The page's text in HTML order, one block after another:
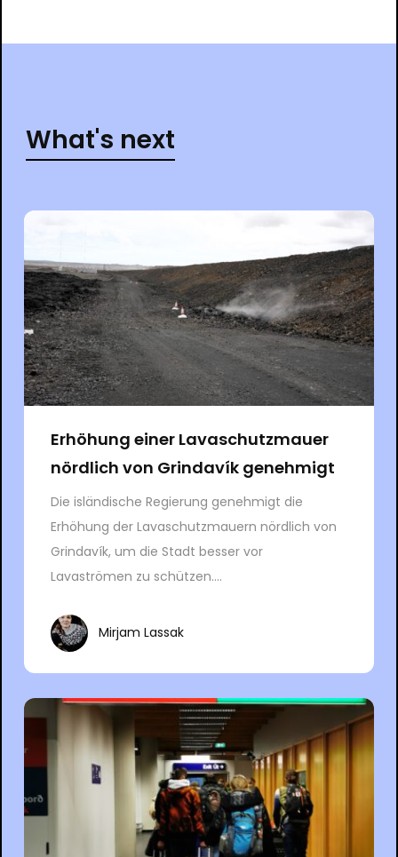
What's next
Erhöhung einer Lavaschutzmauer
nördlich von Grindavík genehmigt
Die isländische Regierung genehmigt die
Erhöhung der Lavaschutzmauern nördlich von
Grindavík, um die Stadt besser vor
Lavaströmen zu schützen....
Mirjam Lassak